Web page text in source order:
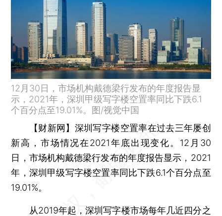
12月30日，市场机构戴德梁行发布的年度报告显
示，2021年，深圳甲级写字楼空置率同比下跌6.1
个百分点至19.01%。图/视觉中国
【财新网】 深圳写字楼空置率在过去三年屡创
新高，市场情况在2021年底出现变化。12月30
日，市场机构戴德梁行发布的年度报告显示，2021
年，深圳甲级写字楼空置率同比下跌6.1个百分点至
19.01%。
从2019年起，深圳写字楼市场每年几近四分之